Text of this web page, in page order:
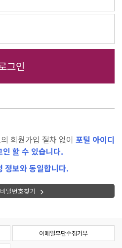
회원가입 절차 없이 포털 아이디
할 수 있습니다.
정보와 동일합니다.
밀번호찾기
이메일무단수집거부